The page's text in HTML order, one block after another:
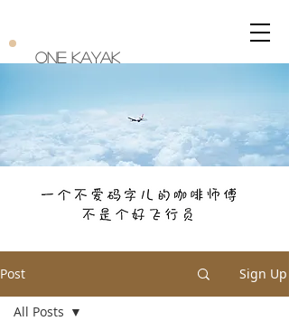
One Kayak
Post Sign Up
All Posts